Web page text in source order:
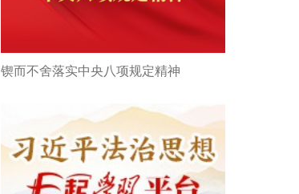
锲而不舍落实中央八项规定精神